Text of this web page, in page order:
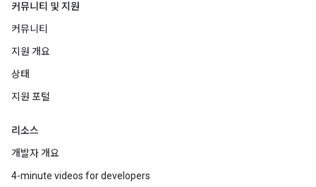
커뮤니티 및 지원
커뮤니티
지원 개요
상태
지원 포털
리소스
개발자 개요
4-minute videos for developers